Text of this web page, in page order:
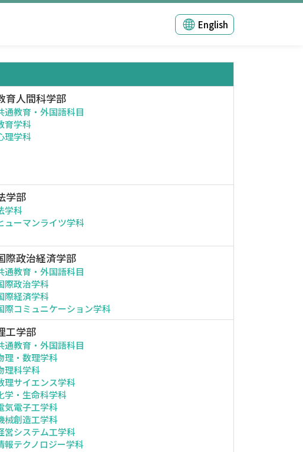
English
育人間科学部
通教育・外国語科目
育学科
理学科
学部
学科
ューマンライツ学科
際政治経済学部
通教育・外国語科目
際政治学科
際経済学科
際コミュニケーション学科
工学部
通教育・外国語科目
理・数理学科
理科学科
理サイエンス学科
学・生命科学科
気電子工学科
械創造工学科
営システム工学科
報テクノロジー学科